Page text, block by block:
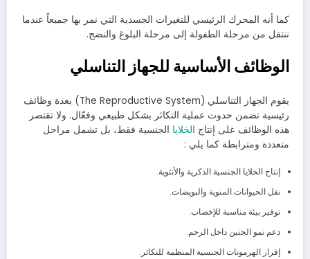
كما أنه المحرك الرئيسي للتغيرات الجسدية التي نمر بها جميعاً عندما
ننتقل من مرحلة الطفولة إلى مرحلة البلوغ والنضج.
الوظائف الأساسية للجهاز التناسلي
يقوم الجهاز التناسلي (The Reproductive System) بعدة وظائف
رئيسية تضمن حدوث عملية التكاثر بشكل طبيعي وفعّال. ولا تقتصر
هذه الوظائف على إنتاج الخلايا الجنسية فقط، بل تشمل مراحل
متعددة ومترابطة كما يلي :
إنتاج الخلايا الجنسية الذكرية والأنثوية.
نقل الحيوانات المنوية والبويضات.
توفير بيئة مناسبة للإخصاب.
دعم نمو الجنين داخل الرحم.
إفراز الهرمونات الجنسية المنظمة للتكاثر.